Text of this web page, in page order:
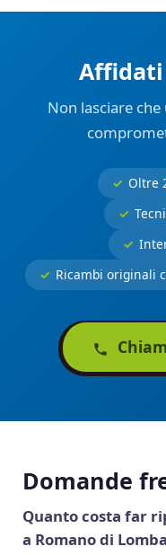
Affidati
Non lasciare
Oltre
Ricambi originali
Domande
Quanto costa far
a Romano di